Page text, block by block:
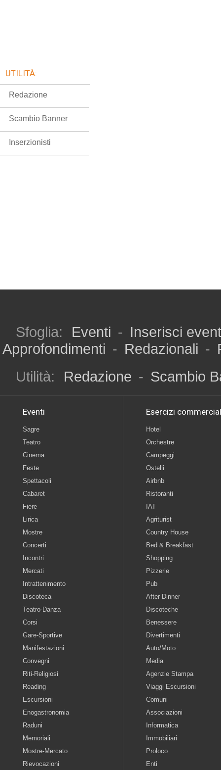
UTILITÀ:
Redazione
Scambio Banner
Inserzionisti
Sfoglia: Eventi - Inserisci
Approfondimenti - Redazionali -
Utilità:
Redazione - Scambio
Eventi
Sagre
Teatro
Cinema
Feste
Spettacoli
Cabaret
Fiere
Lirica
Mostre
Concerti
Incontri
Mercati
Intrattenimento
Discoteca
Teatro-Danza
Corsi
Gare-Sportive
Manifestazioni
Convegni
Riti-Religiosi
Reading
Escursioni
Enogastronomia
Raduni
Memoriali
Mostre-Mercato
Rievocazioni
Esercizi
Hotel
Orchestre
Campeggi
Ostelli
Airbnb
Ristoranti
IAT
Agriturist
Country House
Bed & Breakfast
Shopping
Pizzerie
Pub
After Dinner
Discoteche
Benessere
Divertimenti
Auto/Moto
Media
Agenzie Stampa
Viaggi Escursioni
Comuni
Associazioni
Informatica
Immobiliari
Proloco
Enti